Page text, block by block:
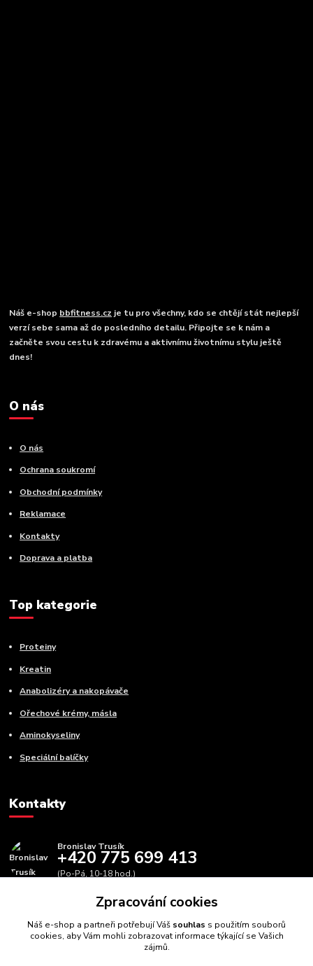
Náš e-shop bbfitness.cz je tu pro všechny, kdo se chtějí stát nejlepší
verzí sebe sama až do posledního detailu. Připojte se k nám a
začněte svou cestu k zdravému a aktivnímu životnímu stylu ještě
dnes!
O nás
O nás
Ochrana soukromí
Obchodní podmínky
Reklamace
Kontakty
Doprava a platba
Top kategorie
Proteiny
Kreatin
Anabolizéry a nakopávače
Ořechové krémy, másla
Aminokyseliny
Speciální balíčky
Kontakty
Bronislav Trusík
+420 775 699 413
(Po-Pá, 10-18 hod.)
info@bbfitness.czZpracování cookies
Náš e-shop a partneři potřebují Váš souhlas s použitím souborů
cookies, aby Vám mohli zobrazovat informace týkající se Vašich
zájmů.